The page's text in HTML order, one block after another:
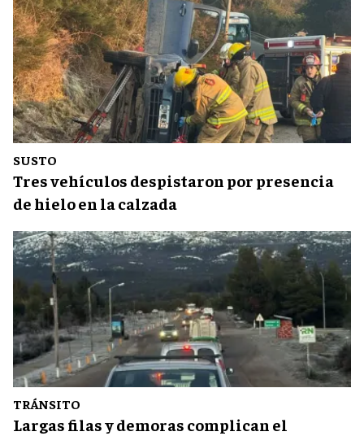
SUSTO
Tres vehículos despistaron por presencia
de hielo en la calzada
TRÁNSITO
Largas filas y demoras complican el